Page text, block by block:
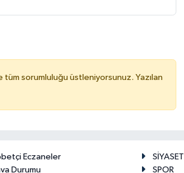
tüm sorumluluğu üstleniyorsunuz. Yazılan
Eczaneler
Durumu
SİYASET
SPOR